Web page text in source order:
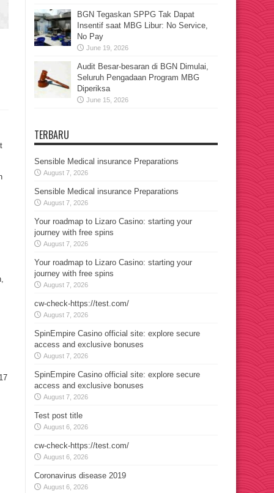
BGN Tegaskan SPPG Tak Dapat
Insentif saat MBG Libur: No Service,
No Pay
June 19, 2026
Audit Besar-besaran di BGN Dimulai,
Seluruh Pengadaan Program MBG
Diperiksa
June 15, 2026
TERBARU
Sensible Medical insurance Preparations
August 7, 2026
Sensible Medical insurance Preparations
August 7, 2026
Your roadmap to Lizaro Casino: starting your
journey with free spins
August 7, 2026
Your roadmap to Lizaro Casino: starting your
journey with free spins
August 7, 2026
cw-check-https://test.com/
August 7, 2026
SpinEmpire Casino official site: explore secure
access and exclusive bonuses
August 7, 2026
SpinEmpire Casino official site: explore secure
access and exclusive bonuses
August 7, 2026
Test post title
August 6, 2026
cw-check-https://test.com/
August 6, 2026
Coronavirus disease 2019
August 6, 2026